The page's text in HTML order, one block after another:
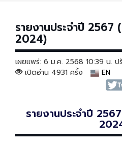
รายงานประจำปี
2024)
เผยแพร่: 6 ม.ค. 2568 10:39 น. ป
เปิดอ่าน 4931 ครั้ง
EN
รายงานประจำปี